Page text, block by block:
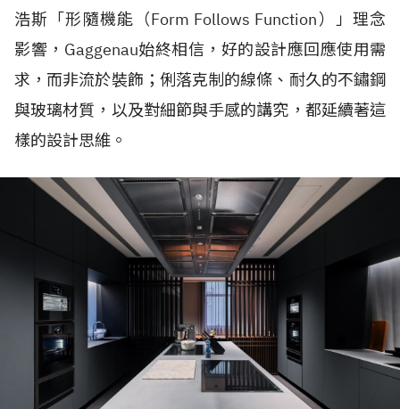
浩斯「形隨機能（Form Follows Function）」理念
影響，Gaggenau始終相信，好的設計應回應使用需
求，而非流於裝飾；俐落克制的線條、耐久的不鏽鋼
與玻璃材質，以及對細節與手感的講究，都延續著這
樣的設計思維。